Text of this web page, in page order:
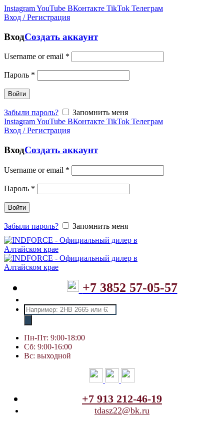
InstagramYouTube ВКонтакте TikTok Телеграм
Вход / Регистрация
ВходСоздать аккаунт
Username or email *
Пароль *
Войти
Забыли пароль?
Запомнить меня
InstagramYouTube ВКонтакте TikTok Телеграм
Вход / Регистрация
ВходСоздать аккаунт
Username or email *
Пароль *
Войти
Забыли пароль? Запомнить меня
+7 3852 57-05-57
Поиск
товаров
Пн-Пт: 9:00-18:00
Сб: 9:00-16:00
Вс: выходной
+7 913 212-46-19
tdasz22@bk.ru